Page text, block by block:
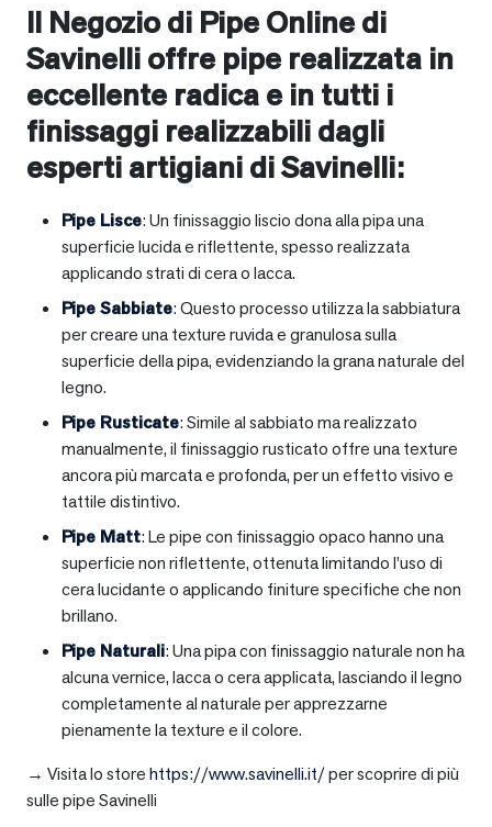
Il Negozio di Pipe Online di
Savinelli offre pipe realizzata in
eccellente radica e in tutti i
finissaggi realizzabili dagli
esperti artigiani di Savinelli:
Pipe Lisce: Un finissaggio liscio dona alla pipa una
superficie lucida e riflettente, spesso realizzata
applicando strati di cera o lacca.
Pipe Sabbiate: Questo processo utilizza la sabbiatura
per creare una texture ruvida e granulosa sulla
superficie della pipa, evidenziando la grana naturale del
legno.
Pipe Rusticate: Simile al sabbiato ma realizzato
manualmente, il finissaggio rusticato offre una texture
ancora più marcata e profonda, per un effetto visivo e
tattile distintivo.
Pipe Matt: Le pipe con finissaggio opaco hanno una
superficie non riflettente, ottenuta limitando l’uso di
cera lucidante o applicando finiture specifiche che non
brillano.
Pipe Naturali: Una pipa con finissaggio naturale non ha
alcuna vernice, lacca o cera applicata, lasciando il legno
completamente al naturale per apprezzarne
pienamente la texture e il colore.
→ Visita lo storehttps://www.savinelli.it/per scoprire di più
sulle pipe Savinelli